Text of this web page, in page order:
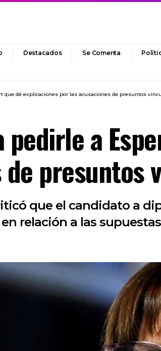
Destacados Se Comenta
que dé explicaciones por las acusaciones de presuntos
a
presuntos
que el candidato a
relación a las